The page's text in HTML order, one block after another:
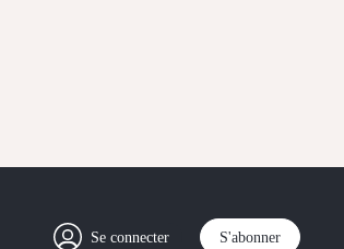
Se connecter S'abonner